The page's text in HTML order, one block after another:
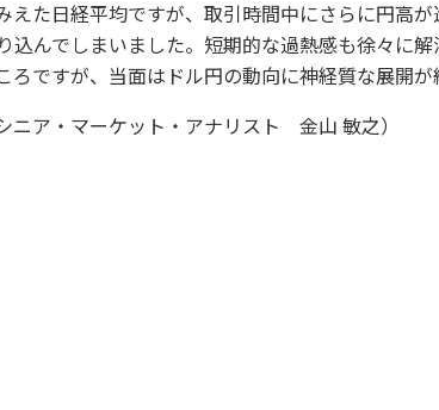
えた日経平均ですが、取引時間中にさらに円高
込んでしまいました。短期的な過熱感も徐々に
ろですが、当面はドル円の動向に神経質な展開が
ニア・マーケット・アナリスト 金山 敏之）